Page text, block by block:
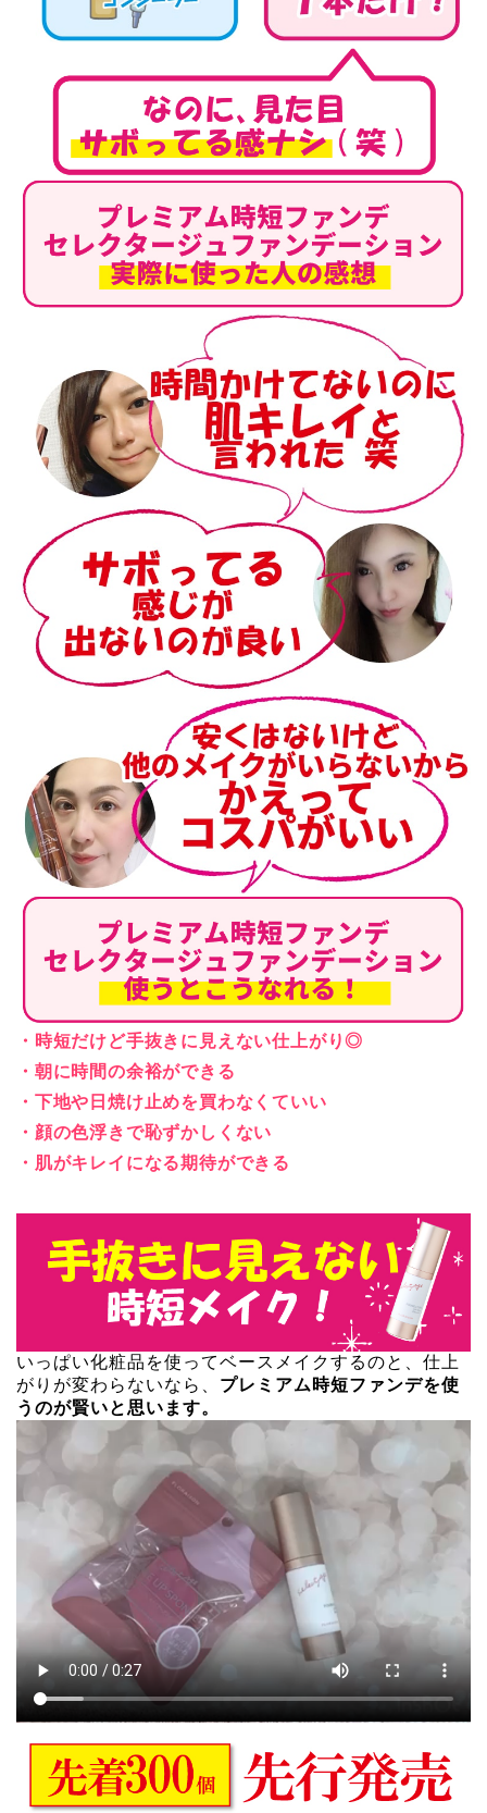
・時短だけど手抜きに見えない仕上がり◎
・朝に時間の余裕ができる
・下地や日焼け止めを買わなくていい
・顔の色浮きで恥ずかしくない
・肌がキレイになる期待ができる
いっぱい化粧品を使ってベースメイクするのと、仕上
がりが変わらないなら、 プレミアム時短ファンデを使
うのが賢いと思います。